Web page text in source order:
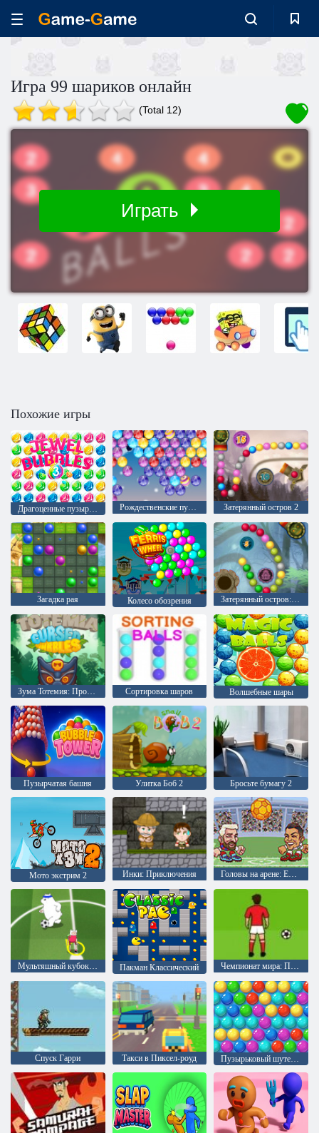
Игра 99 шариков онлайн
(Total 12)
Играть
Похожие игры
Драгоценные пузыри 3 Рождественские пузыри Затерянный остров 2
Загадка рая Колесо обозрения Затерянный остров: Дополнительные уровни
Зума Тотемия: Проклятые шарики Сортировка шаров Волшебные шары
Пузырчатая башня Улитка Боб 2 Бросьте бумагу 2
Мото экстрим 2 Инки: Приключения Головы на арене: Евро футбол
Мультяшный кубок 2015 Пакман Классический Чемпионат мира: Пенальти
Спуск Гарри Такси в Пиксел-роуд Пузырьковый шутер Аркада